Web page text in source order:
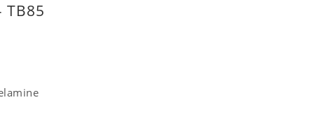
TB85